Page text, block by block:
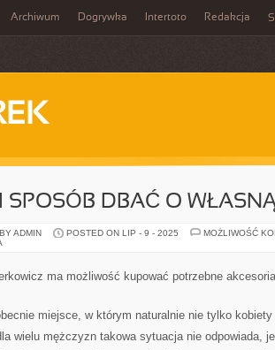
Archiwum Dogrywka Intertoto Redakcja
SPOSÓB DBAĆ O
ADMIN POSTED ON LIP - 9 - 2025
MOŻLIWOŚĆ
ma możliwość kupować potrzebne
miejsce, w którym naturalnie nie tylko
wielu mężczyzn takowa sytuacja nie odpowiada,